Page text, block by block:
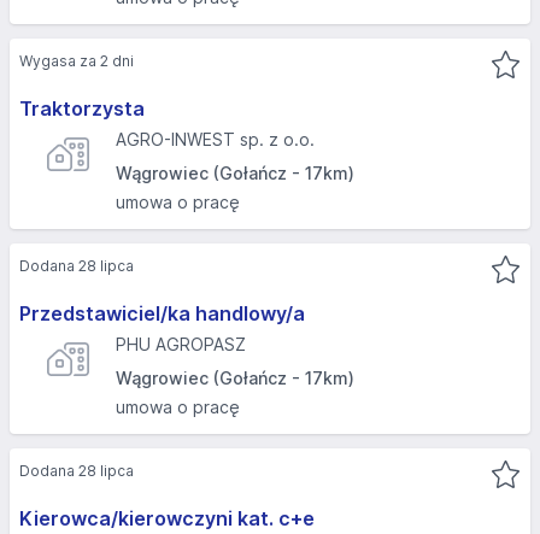
Traktorzysta
AGRO-INWEST sp. z o.o.
Wągrowiec (Gołańcz - 17km)
umowa o pracę
Wygasa za 2 dni
Przedstawiciel/ka handlowy/a
PHU AGROPASZ
Wągrowiec (Gołańcz - 17km)
umowa o pracę
Dodana 28 lipca
Kierowca/kierowczyni kat. c+e
Dodana 28 lipca